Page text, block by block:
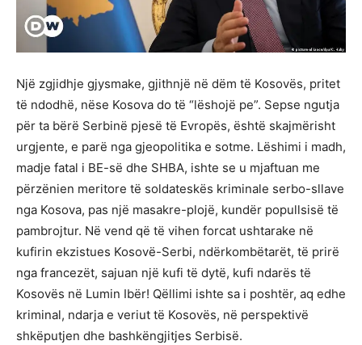
Një zgjidhje gjysmake, gjithnjë në dëm të Kosovës, pritet
të ndodhë, nëse Kosova do të “lëshojë pe”. Sepse ngutja
për ta bërë Serbinë pjesë të Evropës, është skajmërisht
urgjente, e parë nga gjeopolitika e sotme. Lëshimi i madh,
madje fatal i BE-së dhe SHBA, ishte se u mjaftuan me
përzënien meritore të soldateskës kriminale serbo-sllave
nga Kosova, pas një masakre-plojë, kundër popullsisë të
pambrojtur. Në vend që të vihen forcat ushtarake në
kufirin ekzistues Kosovë-Serbi, ndërkombëtarët, të prirë
nga francezët, sajuan një kufi të dytë, kufi ndarës të
Kosovës në Lumin Ibër! Qëllimi ishte sa i poshtër, aq edhe
kriminal, ndarja e veriut të Kosovës, në perspektivë
shkëputjen dhe bashkëngjitjes Serbisë.